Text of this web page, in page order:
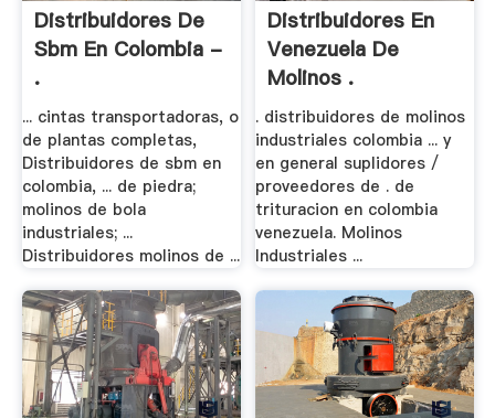
Distribuidores De
Sbm En Colombia -
.
... cintas transportadoras, o
de plantas completas,
Distribuidores de sbm en
colombia, ... de piedra;
molinos de bola
industriales; ...
Distribuidores molinos de ...
Distribuidores En
Venezuela De
Molinos .
. distribuidores de molinos
industriales colombia ... y
en general suplidores /
proveedores de . de
trituracion en colombia
venezuela. Molinos
Industriales ...